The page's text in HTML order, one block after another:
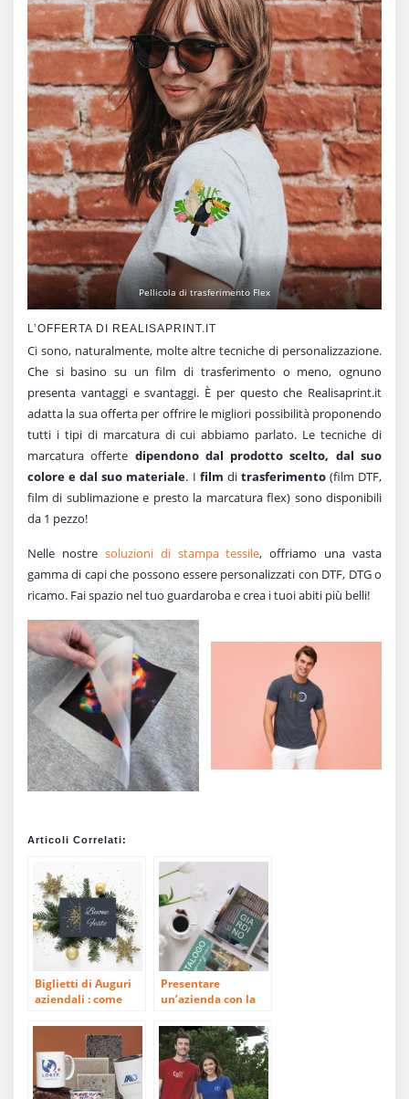
Pellicola di trasferimento Flex
L’OFFERTA DI REALISAPRINT.IT
Ci sono, naturalmente, molte altre tecniche di personalizzazione.
Che si basino su un film di trasferimento o meno, ognuno
presenta vantaggi e svantaggi. È per questo che Realisaprint.it
adatta la sua offerta per offrire le migliori possibilità proponendo
tutti i tipi di marcatura di cui abbiamo parlato. Le tecniche di
marcatura offerte dipendono dal prodotto scelto, dal suo
colore e dal suo materiale. I film di trasferimento (film DTF,
film di sublimazione e presto la marcatura flex) sono disponibili
da 1 pezzo!
Nelle nostre soluzioni di stampa tessile, offriamo una vasta
gamma di capi che possono essere personalizzati con DTF, DTG o
ricamo. Fai spazio nel tuo guardaroba e crea i tuoi abiti più belli!
Articoli Correlati:
Biglietti di Auguri
aziendali : come
Presentare
un’azienda con la
promozionale